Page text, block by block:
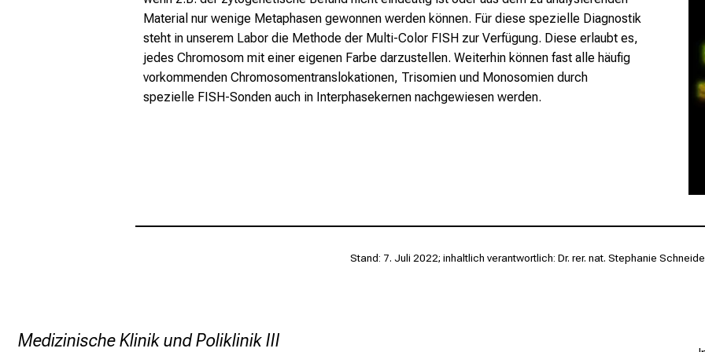
Material nur wenige Metaphasen gewonnen werden können. Für diese spezielle Diagnostik
steht in unserem Labor die Methode der Multi-Color FISH zur Verfügung. Diese erlaubt es,
jedes Chromosom mit einer eigenen Farbe darzustellen. Weiterhin können fast alle häufig
vorkommenden Chromosomentranslokationen, Trisomien und Monosomien durch
spezielle FISH-Sonden auch in Interphasekernen nachgewiesen werden.
Stand: 7. Juli 2022; inhaltlich verantwortlich: Dr. rer. nat. Stephanie
Medizinische Klinik und Poliklinik III